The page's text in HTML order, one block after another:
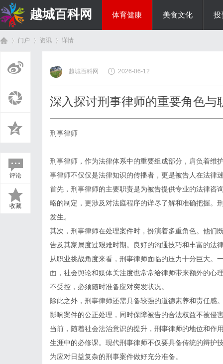
越城百科网 体育健康 美食文化 投
门户 资讯
›
详情
评论
收藏
越城百科网 2026-06-12
深入探讨刑事律师的重要角色与
刑事律师
刑事律师，作为法律体系中的重要组成部分，肩负着维
事律师不仅仅是法律知识的传播者，更是被告人在法律
首先，刑事律师的主要职责是为被告提供专业的法律咨
略的制定，更涉及对法庭程序的详尽了解和准确把握。
发生。
其次，刑事律师在处理案件时，扮演着多重角色。他们
告及其家属度过艰难时期。良好的沟通技巧和丰富的法
从职业挑战角度来看，刑事律师面临的压力十分巨大。
面，社会舆论和媒体关注度也常常给律师带来额外的心
不受控，必须随时准备应对突发状况。
除此之外，刑事律师还需具备较强的道德素养和责任感
影响案件的公正处理，同时保障被告的合法权益不被侵
当前，随着社会法治意识的提升，刑事律师的地位和作
生涯中的必修课。现代刑事律师不仅要具备传统的辩护
为应对日益复杂的刑事案件做好充分准备。